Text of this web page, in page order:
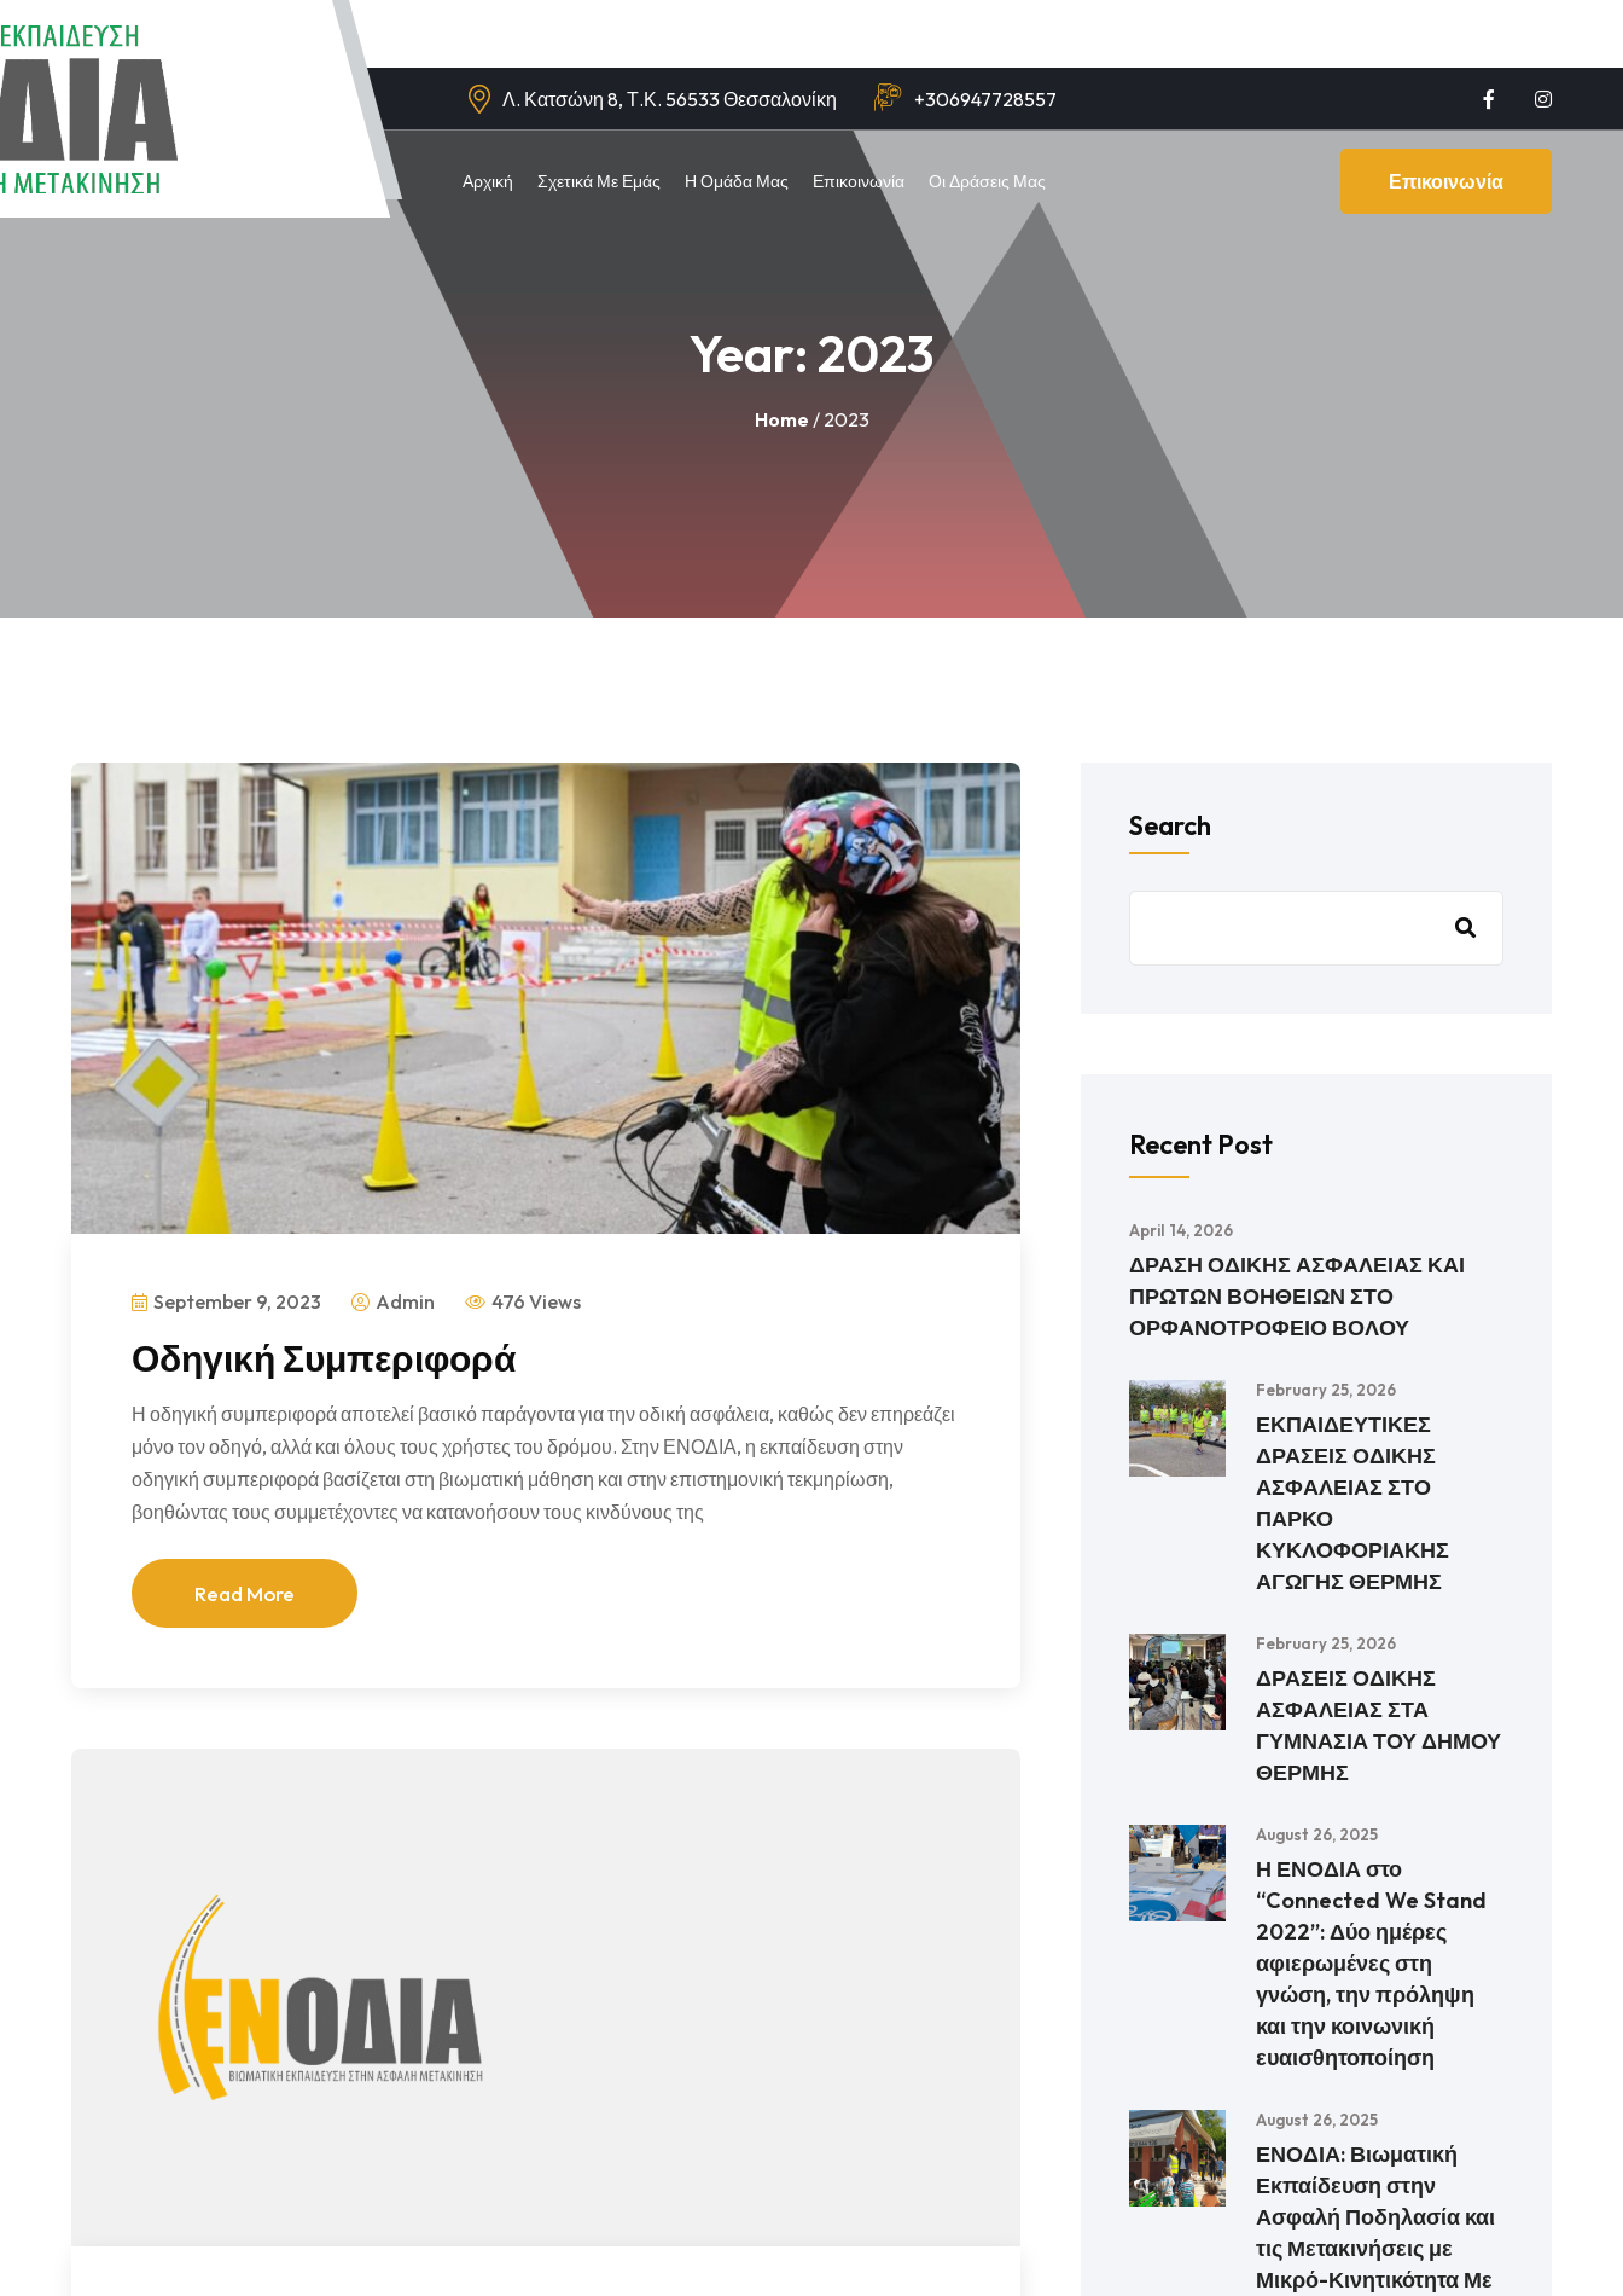
Λ. Κατσώνη 8, Τ.Κ. 56533 Θεσσαλονίκη +306947728557
Αρχική Σχετικά Με Εμάς Η Ομάδα Μας Επικοινωνία Οι Δράσεις Μας Επικοινωνία
Year: 2023
Home / 2023
September 9, 2023 Admin 476 Views
Οδηγική Συμπεριφορά
Η οδηγική συμπεριφορά αποτελεί βασικό παράγοντα για την οδική ασφάλεια, καθώς δεν επηρεάζει
μόνο τον οδηγό, αλλά και όλους τους χρήστες του δρόμου. Στην ΕΝΟΔΙΑ, η εκπαίδευση στην
οδηγική συμπεριφορά βασίζεται στη βιωματική μάθηση και στην επιστημονική τεκμηρίωση,
βοηθώντας τους συμμετέχοντες να κατανοήσουν τους κινδύνους της
Read More
Search
Recent Post
April 14, 2026
ΔΡΑΣΗ ΟΔΙΚΗΣ ΑΣΦΑΛΕΙΑΣ ΚΑΙ
ΠΡΩΤΩΝ ΒΟΗΘΕΙΩΝ ΣΤΟ
ΟΡΦΑΝΟΤΡΟΦΕΙΟ ΒΟΛΟΥ
February 25, 2026
ΕΚΠΑΙΔΕΥΤΙΚΕΣ
ΔΡΑΣΕΙΣ ΟΔΙΚΗΣ
ΑΣΦΑΛΕΙΑΣ ΣΤΟ
ΠΑΡΚΟ
ΚΥΚΛΟΦΟΡΙΑΚΗΣ
ΑΓΩΓΗΣ ΘΕΡΜΗΣ
February 25, 2026
ΔΡΑΣΕΙΣ ΟΔΙΚΗΣ
ΑΣΦΑΛΕΙΑΣ ΣΤΑ
ΓΥΜΝΑΣΙΑ ΤΟΥ ΔΗΜΟΥ
ΘΕΡΜΗΣ
August 26, 2025
Η ΕΝΟΔΙΑ στο
“Connected We Stand
2022”: Δύο ημέρες
αφιερωμένες στη
γνώση, την πρόληψη
και την κοινωνική
ευαισθητοποίηση
August 26, 2025
ΕΝΟΔΙΑ: Βιωματική
Εκπαίδευση στην
Ασφαλή Ποδηλασία και
τις Μετακινήσεις με
Μικρό-Κινητικότητα Με